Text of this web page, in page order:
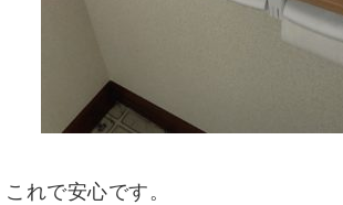
これで安心です。